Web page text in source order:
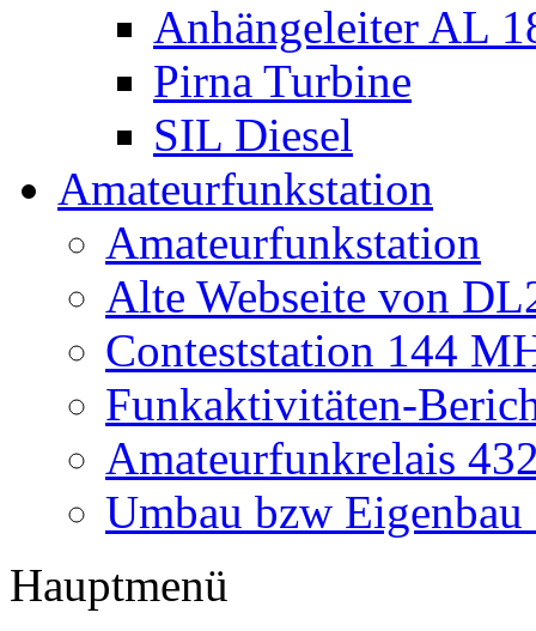
Anhängeleiter AL
Pirna Turbine
SIL Diesel
Amateurfunkstation
Amateurfunkstation
Alte Webseite von
Conteststation 144
Funkaktivitäten-
Amateurfunkrelais
Umbau bzw
Hauptmenü